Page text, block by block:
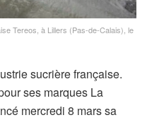
Tereos, à Lillers (Pas-de-Calais), le
sucrière française.
ses marques La
mercredi 8 mars sa